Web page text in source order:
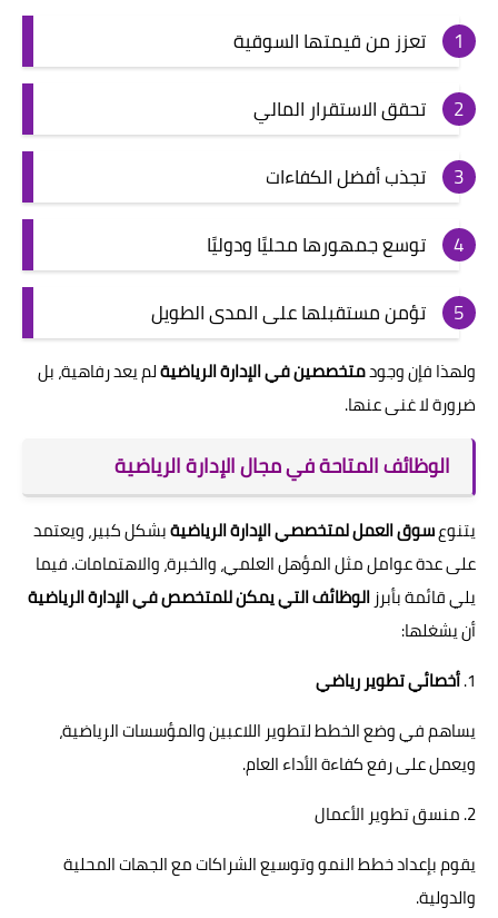
تعزز من قيمتها السوقية
تحقق الاستقرار المالي
تجذب أفضل الكفاءات
توسع جمهورها محليًا ودوليًا
تؤمن مستقبلها على المدى الطويل
ولهذا فإن وجودمتخصصين في الإدارة الرياضيةلم يعد رفاهية، بل
ضرورة لا غنى عنها.
الوظائف المتاحة في مجال الإدارة الرياضية
يتنوعسوق العمل لمتخصصي الإدارة الرياضيةبشكل كبير، ويعتمد
على عدة عوامل مثل المؤهل العلمي، والخبرة، والاهتمامات. فيما
يلي قائمة بأبرزالوظائف التي يمكن للمتخصص في الإدارة الرياضية
أن يشغلها:
1. أخصائي تطوير رياضي
يساهم في وضع الخطط لتطوير اللاعبين والمؤسسات الرياضية،
ويعمل على رفع كفاءة الأداء العام.
2. منسق تطوير الأعمال
يقوم بإعداد خطط النمو وتوسيع الشراكات مع الجهات المحلية
والدولية.